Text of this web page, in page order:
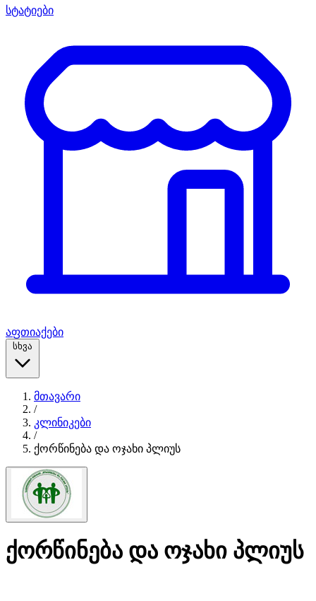
სტატიები
აფთიაქები
სხვა
მთავარი
/
კლინიკები
/
ქორწინება და ოჯახი პლიუს
ქორწინება და ოჯახი პლიუს